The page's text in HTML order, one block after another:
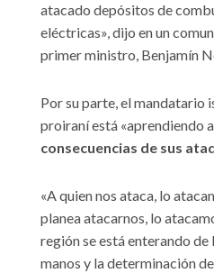
atacado depósitos de
eléctricas», dijo en un
primer ministro, Benjamín
Por su parte, el mandatario
proiraní está «aprendiendo
consecuencias de sus
«A quien nos ataca, lo
planea atacarnos, lo
región se está enterando de
manos y la determinación